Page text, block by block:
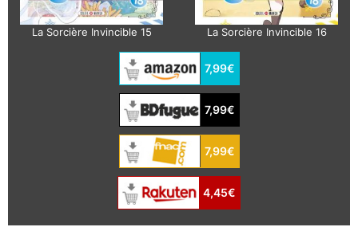
La Sorcière Invincible 15 La Sorcière Invincible 16
7,99€
7,99€
7,99€
4,45€